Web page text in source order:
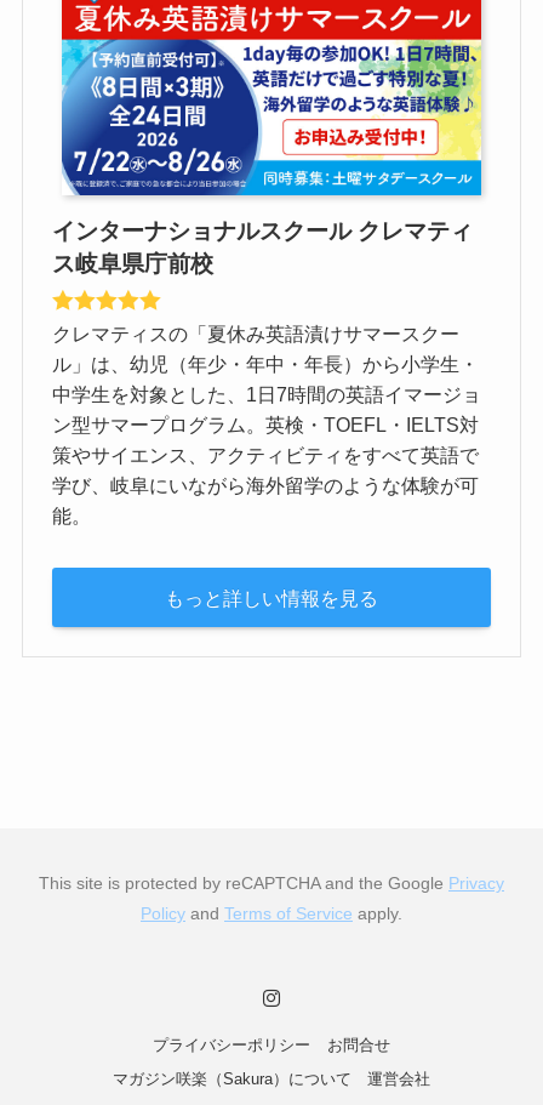
インターナショナルスクール クレマティ
ス岐阜県庁前校
クレマティスの「夏休み英語漬けサマースクー
ル」は、幼児（年少・年中・年長）から小学生・
中学生を対象とした、1日7時間の英語イマージョ
ン型サマープログラム。英検・TOEFL・IELTS対
策やサイエンス、アクティビティをすべて英語で
学び、岐阜にいながら海外留学のような体験が可
能。
もっと詳しい情報を見る
This site is protected by reCAPTCHA and the Google Privacy
Policy and Terms of Service apply.
プライバシーポリシー
お問合せ
マガジン咲楽（Sakura）について
運営会社